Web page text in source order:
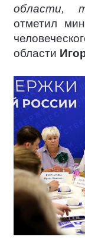
области,
отметил
области